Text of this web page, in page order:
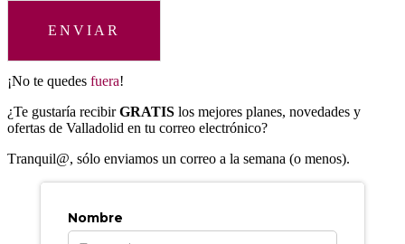
ENVIAR
¡No te quedes fuera!
¿Te gustaría recibirGRATIS los mejores planes, novedades y
ofertas de Valladolid en tu correo electrónico?
Tranquil@, sólo enviamos un correo a la semana (o menos).